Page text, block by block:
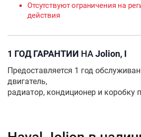
Отсутствуют ограничения на
действия
1 ГОД ГАРАНТИИ НАJolion, I
Предоставляется 1 год
двигатель,
радиатор, кондиционер и коробку